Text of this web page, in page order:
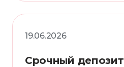
19.06.2026
Срочный